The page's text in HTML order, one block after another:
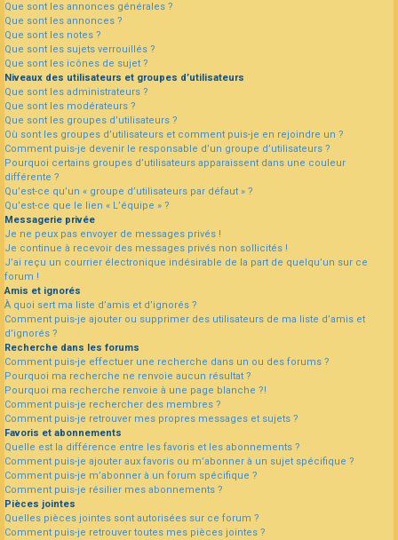
Que sont les annonces générales ?
Que sont les annonces ?
Que sont les notes ?
Que sont les sujets verrouillés ?
Que sont les icônes de sujet ?
Niveaux des utilisateurs et groupes d’utilisateurs
Que sont les administrateurs ?
Que sont les modérateurs ?
Que sont les groupes d’utilisateurs ?
Où sont les groupes d’utilisateurs et comment puis-je en rejoindre un ?
Comment puis-je devenir le responsable d’un groupe d’utilisateurs ?
Pourquoi certains groupes d’utilisateurs apparaissent dans une couleur
différente ?
Qu’est-ce qu’un « groupe d’utilisateurs par défaut » ?
Qu’est-ce que le lien « L’équipe » ?
Messagerie privée
Je ne peux pas envoyer de messages privés !
Je continue à recevoir des messages privés non sollicités !
J’ai reçu un courrier électronique indésirable de la part de quelqu’un sur ce
forum !
Amis et ignorés
À quoi sert ma liste d’amis et d’ignorés ?
Comment puis-je ajouter ou supprimer des utilisateurs de ma liste d’amis et
d’ignorés ?
Recherche dans les forums
Comment puis-je effectuer une recherche dans un ou des forums ?
Pourquoi ma recherche ne renvoie aucun résultat ?
Pourquoi ma recherche renvoie à une page blanche ?!
Comment puis-je rechercher des membres ?
Comment puis-je retrouver mes propres messages et sujets ?
Favoris et abonnements
Quelle est la différence entre les favoris et les abonnements ?
Comment puis-je ajouter aux favoris ou m’abonner à un sujet spécifique ?
Comment puis-je m’abonner à un forum spécifique ?
Comment puis-je résilier mes abonnements ?
Pièces jointes
Quelles pièces jointes sont autorisées sur ce forum ?
Comment puis-je retrouver toutes mes pièces jointes ?